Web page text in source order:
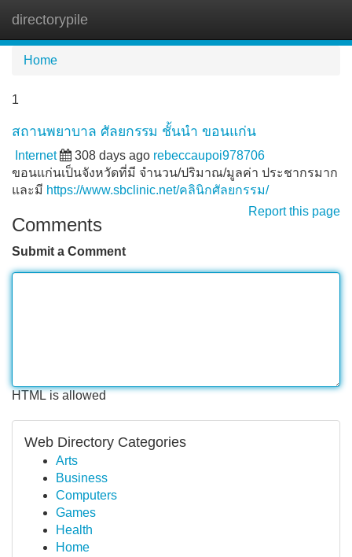
directorypile
Home
1
สถานพยาบาล ศัลยกรรม ชั้นนำ ขอนแก่น
Internet 308 days ago rebeccaupoi978706
ขอนแก่นเป็นจังหวัดที่มี จำนวน/ปริมาณ/มูลค่า ประชากรมาก
และมี https://www.sbclinic.net/คลินิกศัลยกรรม/
Report this page
Comments
Submit a Comment
HTML is allowed
Web Directory Categories
Arts
Business
Computers
Games
Health
Home